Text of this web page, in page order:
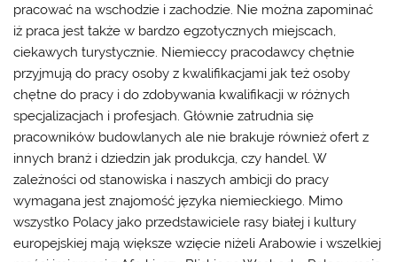
pracować na wschodzie i zachodzie. Nie można zapominać
iż praca jest także w bardzo egzotycznych miejscach,
ciekawych turystycznie. Niemieccy pracodawcy chętnie
przyjmują do pracy osoby z kwalifikacjami jak też osoby
chętne do pracy i do zdobywania kwalifikacji w różnych
specjalizacjach i profesjach. Głównie zatrudnia się
pracowników budowlanych ale nie brakuje również ofert z
innych branż i dziedzin jak produkcja, czy handel. W
zależności od stanowiska i naszych ambicji do pracy
wymagana jest znajomość języka niemieckiego. Mimo
wszystko Polacy jako przedstawiciele rasy białej i kultury
europejskiej mają większe wzięcie niżeli Arabowie i wszelkiej